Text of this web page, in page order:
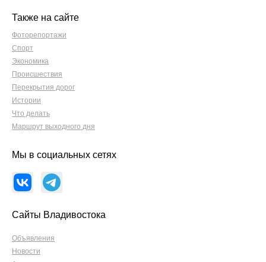
Также на сайте
Фоторепортажи
Спорт
Экономика
Происшествия
Перекрытия дорог
Истории
Что делать
Маршрут выходного дня
Мы в социальных сетях
Сайты Владивостока
Объявления
Новости